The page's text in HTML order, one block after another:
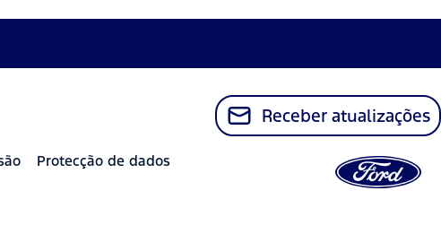
Receber atualizações
Protecção de dados